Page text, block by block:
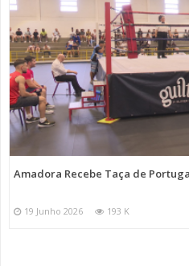
Amadora Recebe Taça de
19 Junho 2026 193 K